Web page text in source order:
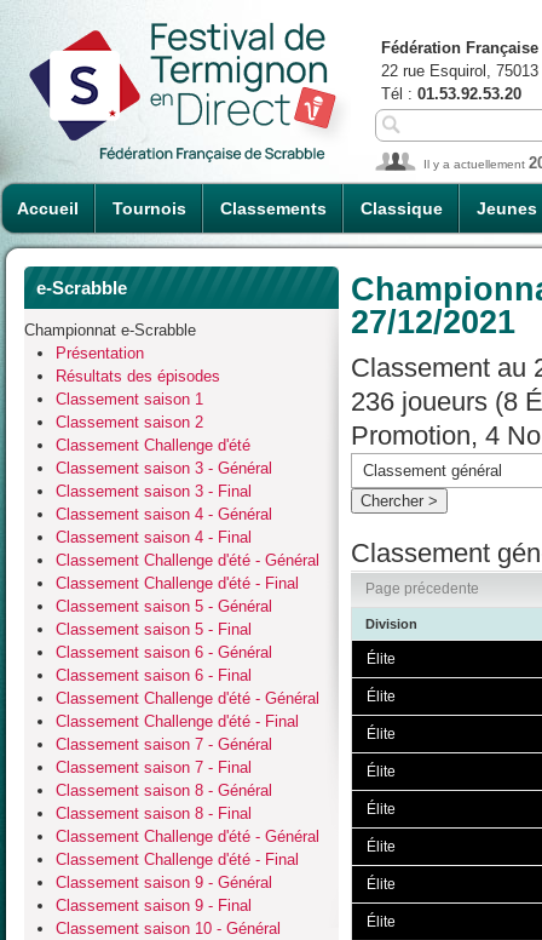
Accueil Tournois Classements Classique Jeunes
Fédération
22 rue Esquirol,
Tél : 01.53.92.53.20
Il y a actuellement
e-Scrabble
Championnat e-Scrabble
Présentation
Résultats des épisodes
Classement saison 1
Classement saison 2
Classement Challenge d'été
Classement saison 3 - Général
Classement saison 3 - Final
Classement saison 4 - Général
Classement saison 4 - Final
Classement Challenge d'été - Général
Classement Challenge d'été - Final
Classement saison 5 - Général
Classement saison 5 - Final
Classement saison 6 - Général
Classement saison 6 - Final
Classement Challenge d'été - Général
Classement Challenge d'été - Final
Classement saison 7 - Général
Classement saison 7 - Final
Classement saison 8 - Général
Classement saison 8 - Final
Classement Challenge d'été - Général
Classement Challenge d'été - Final
Classement saison 9 - Général
Classement saison 9 - Final
Classement saison 10 - Général
27/12/2021
Classement au
236 joueurs (8
Promotion, 4
Classement
Page précedente
Division
Élite
Élite
Élite
Élite
Élite
Élite
Élite
Élite